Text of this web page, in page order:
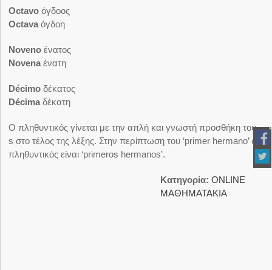
Octavoόγδοος
Octavaόγδοη
Novenoένατος
Novenaένατη
Décimoδέκατος
Décimaδέκατη
Ο πληθυντικός γίνεται με την απλή και γνωστή προσθήκη του -
s στο τέλος της λέξης. Στην περίπτωση του ‘primer hermano’ ο
πληθυντικός είναι ‘primeros hermanos’.
Κατηγορία:ΟNLINE
ΜΑΘΗΜΑΤΑΚΙΑ